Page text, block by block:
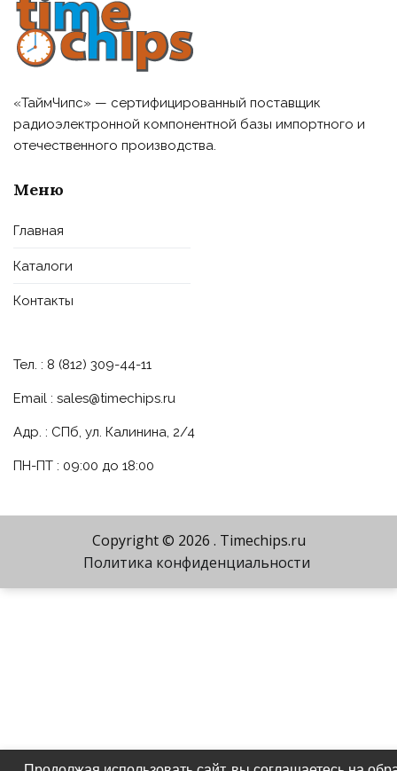
«ТаймЧипс» — сертифицированный поставщик
радиоэлектронной компонентной базы импортного и
отечественного производства.
Меню
Главная
Каталоги
Контакты
Тел. : 8 (812) 309-44-11
Email : sales@timechips.ru
Адр. : СПб, ул. Калинина, 2/4
ПН-ПТ : 09:00 до 18:00
Copyright © 2026 . Timechips.ru
Политика конфиденциальности